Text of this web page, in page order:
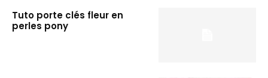
Tuto porte clés fleur en
perles pony